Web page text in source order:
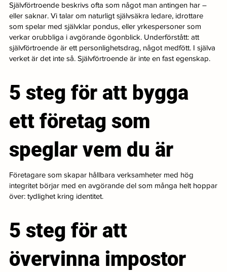
Självförtroende beskrivs ofta som något man antingen har –
eller saknar. Vi talar om naturligt självsäkra ledare, idrottare
som spelar med självklar pondus, eller yrkespersoner som
verkar orubbliga i avgörande ögonblick. Underförstått: att
självförtroende är ett personlighetsdrag, något medfött. I själva
verket är det inte så. Självförtroende är inte en fast egenskap.
5 steg för att bygga
ett företag som
speglar vem du är
Företagare som skapar hållbara verksamheter med hög
integritet börjar med en avgörande del som många helt hoppar
över: tydlighet kring identitet.
5 steg för att
övervinna impostor